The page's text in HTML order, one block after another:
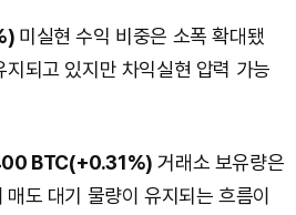
미실현 수익 비중은 소폭 확대됐
되고 있지만 차익실현 압력 가능
BTC(+0.31%) 거래소 보유량은
도 대기 물량이 유지되는 흐름이